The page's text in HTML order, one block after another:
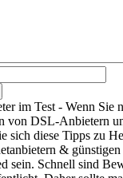
im Test - Wenn Sie
von DSL-Anbietern
sich diese Tipps zu
&
sein. Schnell sind